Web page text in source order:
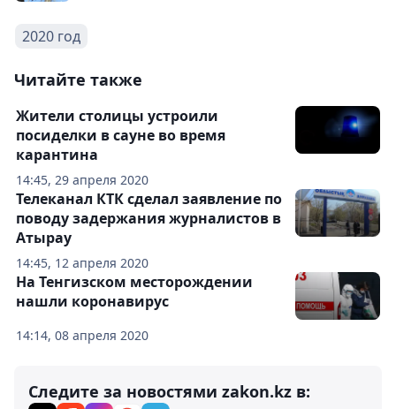
2020 год
Читайте также
14:45, 29 апреля 2020
Жители столицы устроили
посиделки в сауне во время
карантина
14:45, 12 апреля 2020
Телеканал КТК сделал заявление по
поводу задержания журналистов в
Атырау
14:14, 08 апреля 2020
На Тенгизском месторождении
нашли коронавирус
Следите за новостями zakon.kz в: